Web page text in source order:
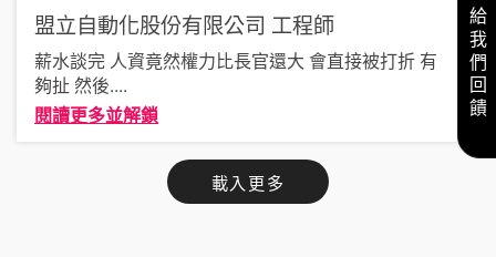
盟立自動化股份有限公司 工程師
薪水談完 人資竟然權力比長官還大 會直接被打折 有
夠扯 然後....
閱讀更多並解鎖
載入更多
給我們回饋